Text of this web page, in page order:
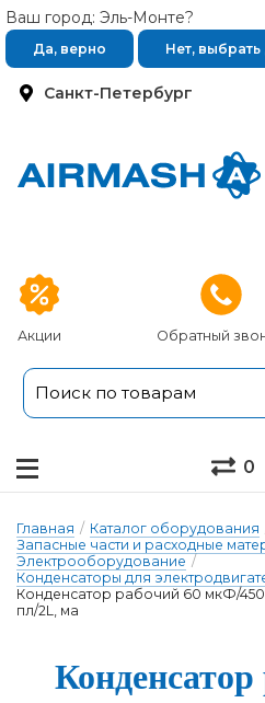
Санкт-Петербург
Ваш город: Эль-Монте?
Да, верно Нет,
Акции Обратный
0
Главная / Каталог оборудования
Запасные части и расходные
Электрооборудование /
Конденсаторы для
Конденсатор рабочий 60 мкФ/
пл/2L, ма